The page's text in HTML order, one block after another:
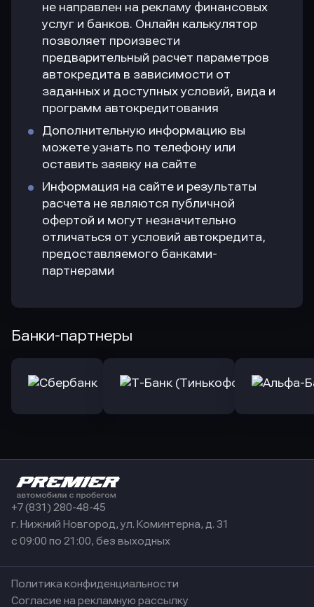
не направлен на рекламу финансовых
услуг и банков. Онлайн калькулятор
позволяет произвести
предварительный расчет параметров
автокредита в зависимости от
заданных и доступных условий, вида и
программ автокредитования
Дополнительную информацию вы
можете узнать по телефону или
оставить заявку на сайте
Информация на сайте и результаты
расчета не являются публичной
офертой и могут незначительно
отличаться от условий автокредита,
предоставляемого банками-
партнерами
Банки-партнеры
+7 (831) 280-48-45
г. Нижний Новгород, ул. Коминтерна, д. 31
с 09:00 по 21:00, без выходных
Политика конфиденциальности
Согласие на рекламную рассылку